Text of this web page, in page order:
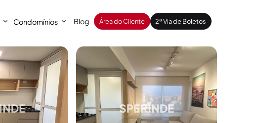
Condomínios Blog Área do Cliente 2ª Via de Boletos